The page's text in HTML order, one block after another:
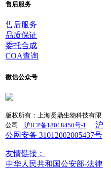
售后服务
售后服务
品质保证
委托合成
COA查询
微信公众号
版权所有：上海贤鼎生物科技有限
公司
沪ICP备18018450号-1
沪
公网安备 31012002005437号
友情链接：
中华人民共和国公安部-法律